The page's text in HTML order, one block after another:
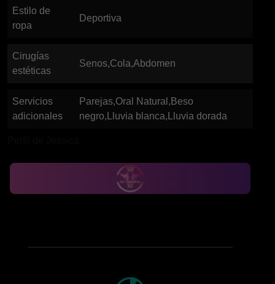
Estilo de
ropa
Deportiva
Cirugías
estéticas
Senos,Cola,Abdomen
Servicios
adicionales
Parejas,Oral Natural,Beso
negro,Lluvia blanca,Lluvia dorada